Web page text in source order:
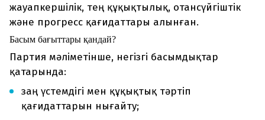
жауапкершілік, тең құқықтылық, отансүйгіштік
және прогресс қағидаттары алынған.
Басым бағыттары қандай?
Партия мәліметінше, негізгі басымдықтар
қатарында:
заң үстемдігі мен құқықтық тәртіп
қағидаттарын нығайту;